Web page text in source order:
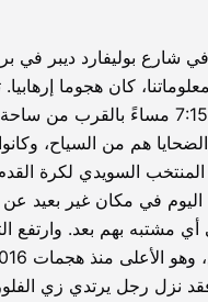
شارع بوليفارد ديبر في
كان هجوما
حوالي الساعة 7:15 مساءً
هم من السياح،
المنتخب السويدي لكرة
اليوم في مكان غير بعيد
مشتبه بهم بعد. وارتفع
فقد نزل رجل يرتدي زي